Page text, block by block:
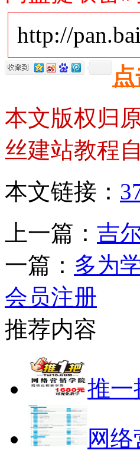
http://
本文版权归
丝建站教程
本文链接：
上一篇： 吉
一篇： 多为
会员注册
推荐内容
推一
网